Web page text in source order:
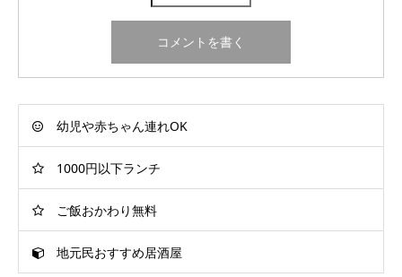
幼児や赤ちゃん連れOK
1000円以下ランチ
ご飯おかわり無料
地元民おすすめ居酒屋